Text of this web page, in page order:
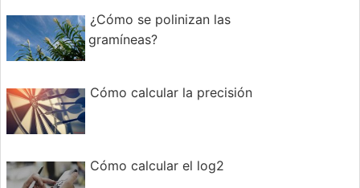
¿Cómo se polinizan las
gramíneas?
Cómo calcular la precisión
Cómo calcular el log2